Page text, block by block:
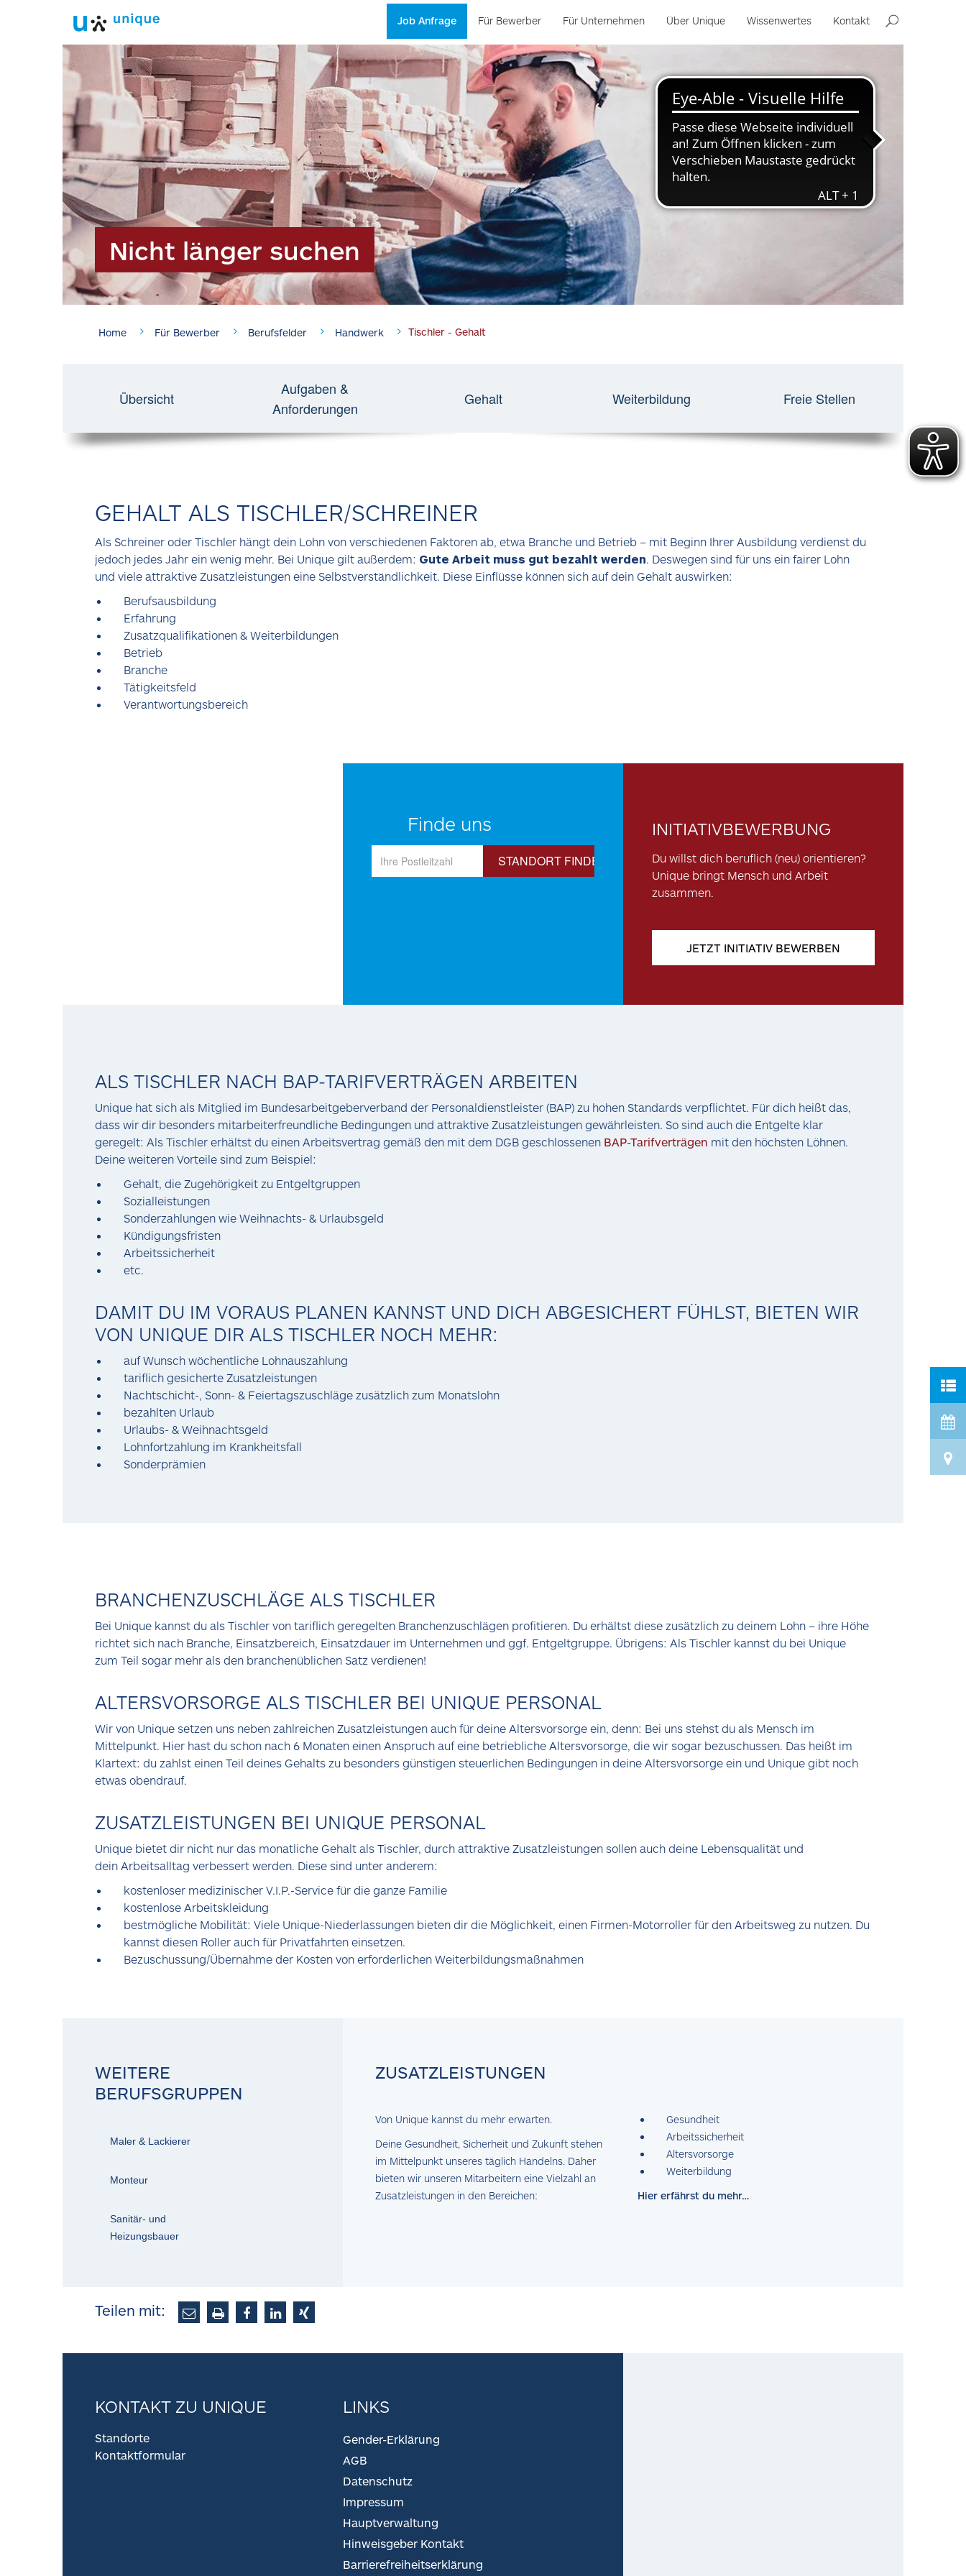
Job Anfrage Für Bewerber Für Unternehmen Über Unique Wissenwertes Kontakt
Nicht länger suchen
Home Für Bewerber Berufsfelder Handwerk Tischler - Gehalt
Übersicht
Aufgaben &
Anforderungen
Gehalt Weiterbildung Freie Stellen
GEHALT ALS TISCHLER/SCHREINER
Als Schreiner oder Tischler hängt dein Lohn von verschiedenen Faktoren ab, etwa Branche und Betrieb – mit Beginn Ihrer Ausbildung verdienst du
jedoch jedes Jahr ein wenig mehr. Bei Unique gilt außerdem: Gute Arbeit muss gut bezahlt werden. Deswegen sind für uns ein fairer Lohn
und viele attraktive Zusatzleistungen eine Selbstverständlichkeit. Diese Einflüsse können sich auf dein Gehalt auswirken:
Berufsausbildung
Erfahrung
Zusatzqualifikationen & Weiterbildungen
Betrieb
Branche
Tätigkeitsfeld
Verantwortungsbereich
Finde uns
STANDORT FINDEN
INITIATIVBEWERBUNG
Du willst dich beruflich (neu) orientieren?
Unique bringt Mensch und Arbeit
zusammen.
JETZT INITIATIV BEWERBEN
ALS TISCHLER NACH BAP-TARIFVERTRÄGEN ARBEITEN
Unique hat sich als Mitglied im Bundesarbeitgeberverband der Personaldienstleister (BAP) zu hohen Standards verpflichtet. Für dich heißt das,
dass wir dir besonders mitarbeiterfreundliche Bedingungen und attraktive Zusatzleistungen gewährleisten. So sind auch die Entgelte klar
geregelt: Als Tischler erhältst du einen Arbeitsvertrag gemäß den mit dem DGB geschlossenen BAP-Tarifverträgen mit den höchsten Löhnen.
Deine weiteren Vorteile sind zum Beispiel:
Gehalt, die Zugehörigkeit zu Entgeltgruppen
Sozialleistungen
Sonderzahlungen wie Weihnachts- & Urlaubsgeld
Kündigungsfristen
Arbeitssicherheit
etc.
DAMIT DU IM VORAUS PLANEN KANNST UND DICH ABGESICHERT FÜHLST, BIETEN WIR
VON UNIQUE DIR ALS TISCHLER NOCH MEHR:
auf Wunsch wöchentliche Lohnauszahlung
tariflich gesicherte Zusatzleistungen
Nachtschicht-, Sonn- & Feiertagszuschläge zusätzlich zum Monatslohn
bezahlten Urlaub
Urlaubs- & Weihnachtsgeld
Lohnfortzahlung im Krankheitsfall
Sonderprämien
BRANCHENZUSCHLÄGE ALS TISCHLER
Bei Unique kannst du als Tischler von tariflich geregelten Branchenzuschlägen profitieren. Du erhältst diese zusätzlich zu deinem Lohn – ihre Höhe
richtet sich nach Branche, Einsatzbereich, Einsatzdauer im Unternehmen und ggf. Entgeltgruppe. Übrigens: Als Tischler kannst du bei Unique
zum Teil sogar mehr als den branchenüblichen Satz verdienen!
ALTERSVORSORGE ALS TISCHLER BEI UNIQUE PERSONAL
Wir von Unique setzen uns neben zahlreichen Zusatzleistungen auch für deine Altersvorsorge ein, denn: Bei uns stehst du als Mensch im
Mittelpunkt. Hier hast du schon nach 6 Monaten einen Anspruch auf eine betriebliche Altersvorsorge, die wir sogar bezuschussen. Das heißt im
Klartext: du zahlst einen Teil deines Gehalts zu besonders günstigen steuerlichen Bedingungen in deine Altersvorsorge ein und Unique gibt noch
etwas obendrauf.
ZUSATZLEISTUNGEN BEI UNIQUE PERSONAL
Unique bietet dir nicht nur das monatliche Gehalt als Tischler, durch attraktive Zusatzleistungen sollen auch deine Lebensqualität und
dein Arbeitsalltag verbessert werden. Diese sind unter anderem:
kostenloser medizinischer V.I.P.-Service für die ganze Familie
kostenlose Arbeitskleidung
bestmögliche Mobilität: Viele Unique-Niederlassungen bieten dir die Möglichkeit, einen Firmen-Motorroller für den Arbeitsweg zu nutzen. Du
kannst diesen Roller auch für Privatfahrten einsetzen.
Bezuschussung/Übernahme der Kosten von erforderlichen Weiterbildungsmaßnahmen
WEITERE
BERUFSGRUPPEN
Maler & Lackierer
Monteur
Sanitär- und
Heizungsbauer
ZUSATZLEISTUNGEN
Von Unique kannst du mehr erwarten.
Deine Gesundheit, Sicherheit und Zukunft stehen
im Mittelpunkt unseres täglich Handelns. Daher
bieten wir unseren Mitarbeitern eine Vielzahl an
Zusatzleistungen in den Bereichen:
Gesundheit
Arbeitssicherheit
Altersvorsorge
Weiterbildung
Hier erfährst du mehr…
Teilen mit:
KONTAKT ZU UNIQUE
Standorte
Kontaktformular
LINKS
Gender-Erklärung
AGB
Datenschutz
Impressum
Hauptverwaltung
Hinweisgeber Kontakt
Barrierefreiheitserklärung